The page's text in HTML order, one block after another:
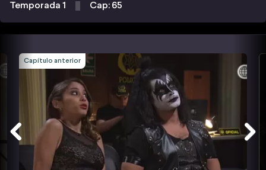
Temporada 1 Cap: 65
Capítulo anterior